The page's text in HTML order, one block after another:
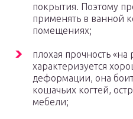
покрытия. Поэтому
применять в ванной
помещениях;
плохая прочность
характеризуется
деформации, она
кошачьих когтей,
мебели;